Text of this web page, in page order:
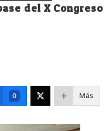
del X Congreso
0 Más